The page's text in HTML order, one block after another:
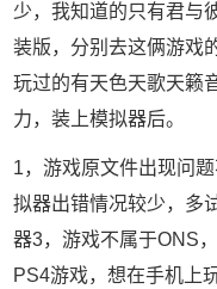
少，我知道的只有君与
装版，分别去这俩游戏
玩过的有天色天歌天籁
力，装上模拟器后。
1，游戏原文件出现问
拟器出错情况较少，多
器3，游戏不属于ONS
PS4游戏，想在手机上